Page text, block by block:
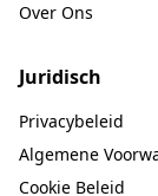
Over Ons
Juridisch
Privacybeleid
Algemene
Cookie Beleid